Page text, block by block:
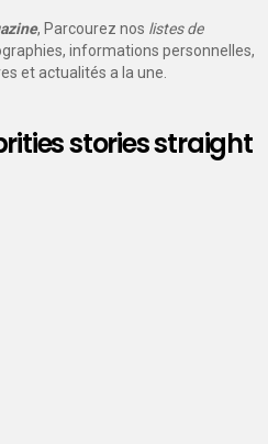
, Parcourez nos listes de
informations personnelles,
et actualités a la une.
stories straight